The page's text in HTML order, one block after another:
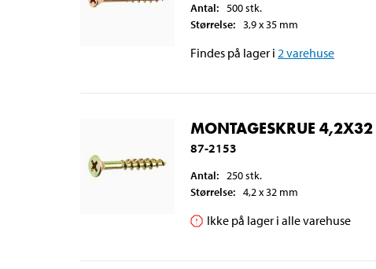
Antal: 500stk.
Størrelse: 3,9 x 35 mm
Findes på lager i 2varehuse
MONTAGESKRUE
87-2153
Antal: 250stk.
Størrelse: 4,2 x 32 mm
Ikke på lager i alle varehuse